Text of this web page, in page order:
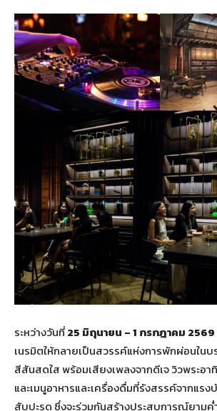
ระหว่างวันที่25 มิถุนายน – 1 กรกฎาคม 2569
เนรมิตให้กลายเป็นสวรรค์แห่งการพักผ่อนใน
สีสันสดใส พร้อมเสียงเพลงจากดีเจ วิวพระอ
และเมนูอาหารและเครื่องดื่มที่รังสรรค์จากแรง
สับปะรด ซึ่งจะร่วมกันสร้างประสบการณ์ยามค่